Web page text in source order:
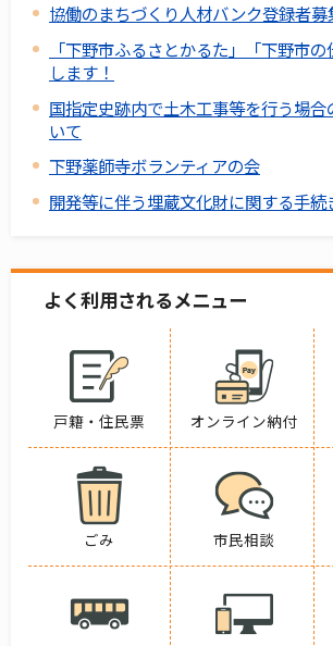
協働のまちづくり人材バンク登録者募
「下野市ふるさとかるた」「下野市
します！
国指定史跡内で土木工事等を行う場
いて
下野薬師寺ボランティアの会
開発等に伴う埋蔵文化財に関する手続
よく利用されるメニュー
戸籍・住民票 オンライン納付
ごみ 市民相談